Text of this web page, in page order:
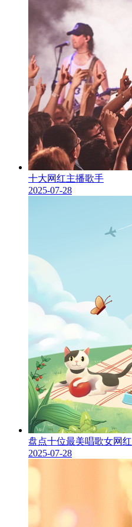
十大网红主播歌手
2025-07-28
盘点十位最美唱歌女网红
2025-07-28